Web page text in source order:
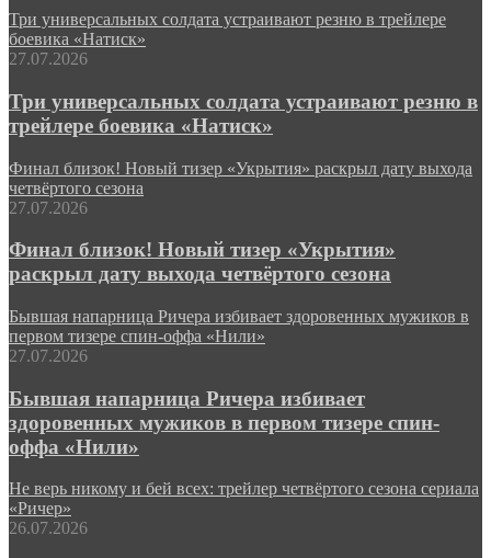
Три универсальных солдата устраивают резню в трейлере
боевика «Натиск»
27.07.2026
Три универсальных солдата устраивают резню в
трейлере боевика «Натиск»
Финал близок! Новый тизер «Укрытия» раскрыл дату выхода
четвёртого сезона
27.07.2026
Финал близок! Новый тизер «Укрытия»
раскрыл дату выхода четвёртого сезона
Бывшая напарница Ричера избивает здоровенных мужиков в
первом тизере спин-оффа «Нили»
27.07.2026
Бывшая напарница Ричера избивает
здоровенных мужиков в первом тизере спин-
оффа «Нили»
Не верь никому и бей всех: трейлер четвёртого сезона сериала
«Ричер»
26.07.2026